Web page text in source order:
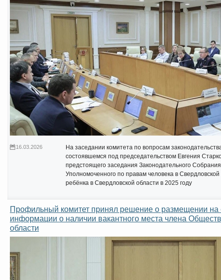
16.03.2026
На заседании комитета по вопросам
состоявшемся под председательством Евгения
предстоящего заседания Законодательного
Уполномоченного по правам человека в
ребёнка в Свердловской области в 2025 году
Профильный комитет принял решение о размещении на
информации о наличии вакантного места члена
области